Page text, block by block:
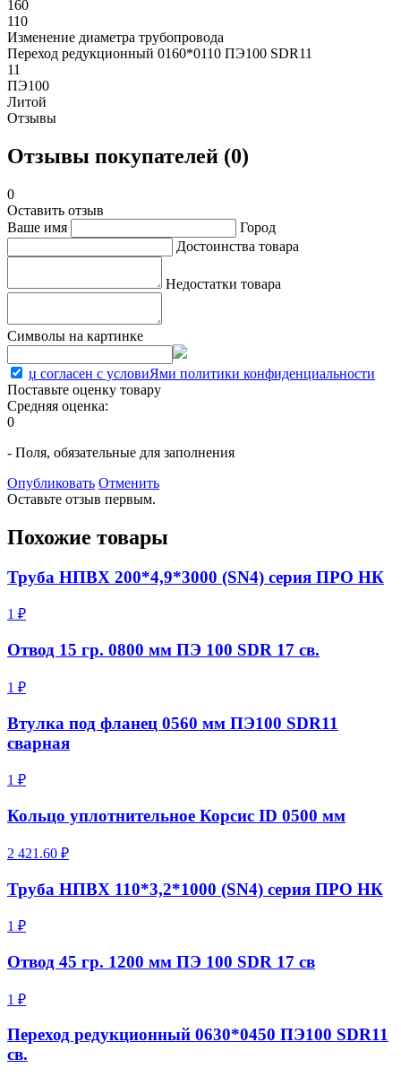
160
110
Изменение диаметра трубопровода
Переход редукционный 0160*0110 ПЭ100 SDR11
11
ПЭ100
Литой
Отзывы
Отзывы покупателей (0)
0
Оставить отзыв
Ваше имя
Город
Достоинства товара
Недостатки товара
Символы на картинке
џ согласен с условиЯми политики конфиденциальности
Поставьте оценку товару
Средняя оценка:
0
- Поля, обязательные для заполнения
Опубликовать Отменить
Оставьте отзыв первым.
Похожие товары
Труба НПВХ 200*4,9*3000 (SN4) серия ПРО НК
1 ₽
Отвод 15 гр. 0800 мм ПЭ 100 SDR 17 св.
1 ₽
Втулка под фланец 0560 мм ПЭ100 SDR11
сварная
1 ₽
Кольцо уплотнительное Корсис ID 0500 мм
2 421.60 ₽
Труба НПВХ 110*3,2*1000 (SN4) серия ПРО НК
1 ₽
Отвод 45 гр. 1200 мм ПЭ 100 SDR 17 св
1 ₽
Переход редукционный 0630*0450 ПЭ100 SDR11
св.